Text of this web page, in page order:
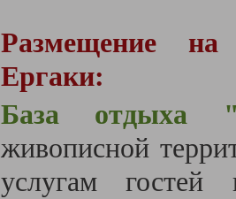
Размещение на
Ергаки:
База отдыха
живописной
услугам гостей